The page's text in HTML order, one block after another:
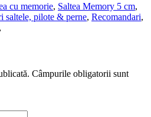
cu memorie, Saltea Memory 5 cm,
saltele, pilote & perne, Recomandari,
,
Câmpurile obligatorii sunt